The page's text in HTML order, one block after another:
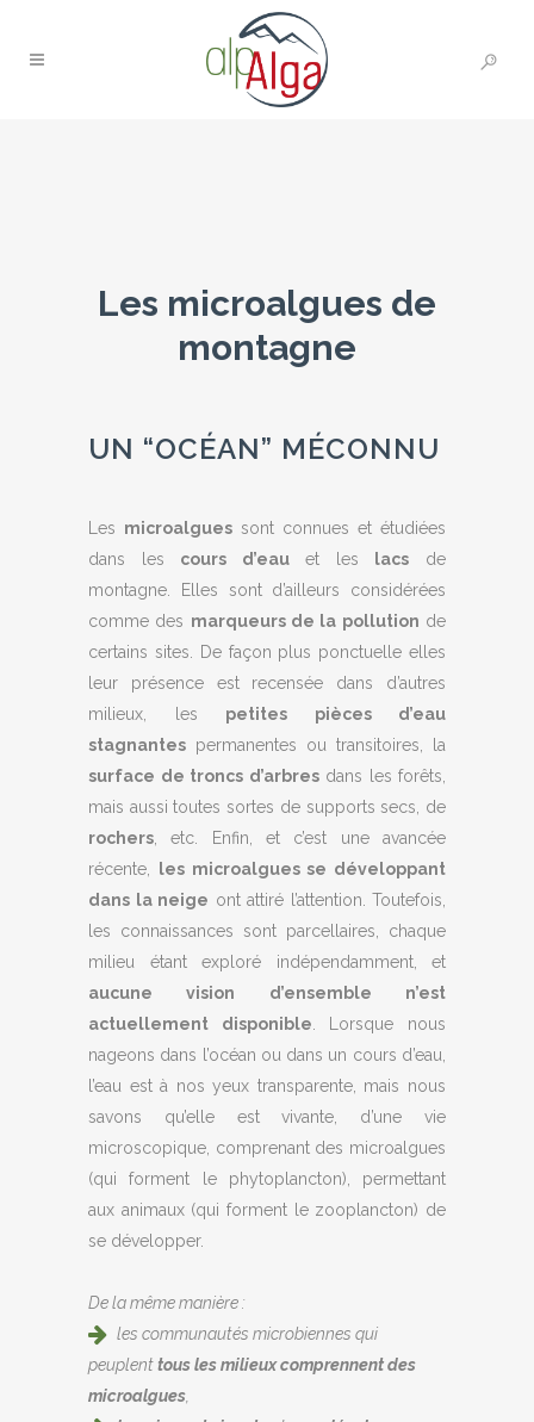
Les microalgues de
montagne
UN “OCÉAN” MÉCONNU
Les microalgues sont connues et étudiées
dans les cours d’eauet les lacs de
montagne. Elles sont d’ailleurs considérées
comme des marqueurs de la pollution de
certains sites. De façon plus ponctuelle elles
leur présence est recensée dans d’autres
milieux, les petites pièces d’eau
stagnantes permanentes ou transitoires, la
surface de troncs d’arbresdans les forêts,
mais aussi toutes sortes de supports secs, de
rochers , etc. Enfin, et c’est une avancée
récente,
les microalgues se développant
dans la neige ont attiré l’attention. Toutefois,
les connaissances sont parcellaires, chaque
milieu étant exploré indépendamment, et
aucune vision d’ensemble n’est
actuellement disponible . Lorsque nous
nageons dans l’océan ou dans un cours d’eau,
l’eau est à nos yeux transparente, mais nous
savons qu’elle est vivante, d’une vie
microscopique, comprenant des microalgues
(qui forment le phytoplancton), permettant
aux animaux (qui forment le zooplancton) de
se développer.
De la même manière :
les communautés microbiennes qui
peuplenttous les milieux comprennent des
microalgues